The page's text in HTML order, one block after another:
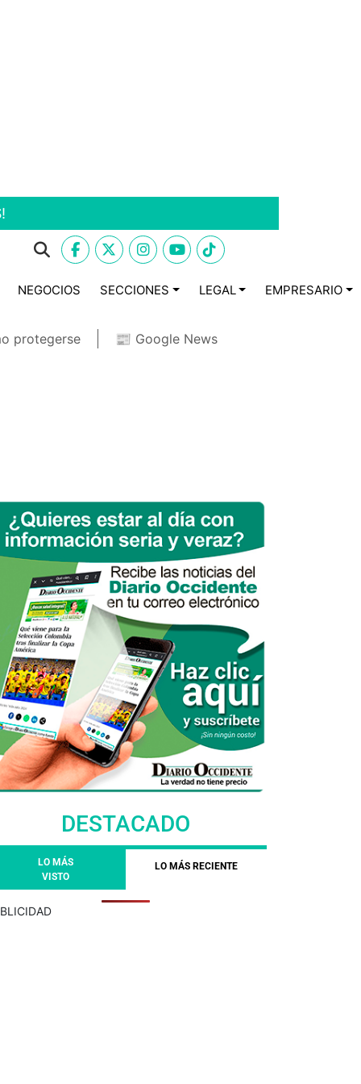
NEGOCIOS SECCIONES LEGAL EMPRESARIO
protegerse 📰 Google News
DESTACADO
LO MÁS
VISTO
LO MÁS RECIENTE